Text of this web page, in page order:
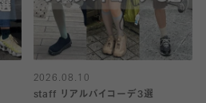
2026.08.10
staff リアルバイコーデ3選